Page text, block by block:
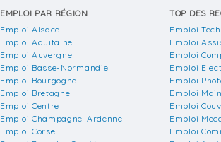
EMPLOI PAR RÉGION
Emploi Alsace
Emploi Aquitaine
Emploi Auvergne
Emploi Basse-Normandie
Emploi Bourgogne
Emploi Bretagne
Emploi Centre
Emploi Champagne-Ardenne
Emploi Corse
TOP DES
Emploi
Emploi
Emploi
Emploi
Emploi
Emploi
Emploi
Emploi
Emploi